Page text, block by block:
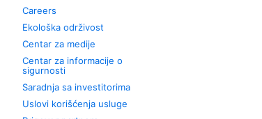
Careers
Ekološka održivost
Centar za medije
Centar za informacije o
sigurnosti
Saradnja sa investitorima
Uslovi korišćenja usluge